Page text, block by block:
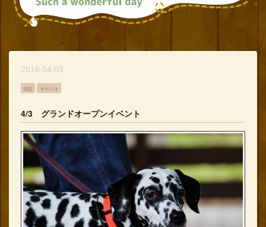
2016.04.03
日記 イベント
4/3 グランドオープンイベント